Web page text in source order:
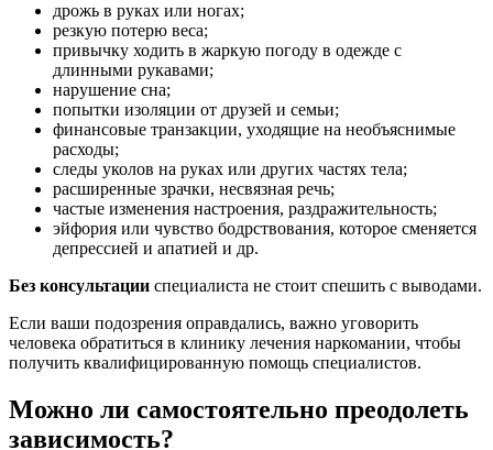
дрожь в руках или ногах;
резкую потерю веса;
привычку ходить в жаркую погоду в одежде с
длинными рукавами;
нарушение сна;
попытки изоляции от друзей и семьи;
финансовые транзакции, уходящие на необъяснимые
расходы;
следы уколов на руках или других частях тела;
расширенные зрачки, несвязная речь;
частые изменения настроения, раздражительность;
эйфория или чувство бодрствования, которое сменяется
депрессией и апатией и др.
Без консультации специалиста не стоит спешить с выводами.
Если ваши подозрения оправдались, важно уговорить
человека обратиться в клинику лечения наркомании, чтобы
получить квалифицированную помощь специалистов.
Можно ли самостоятельно преодолеть
зависимость?